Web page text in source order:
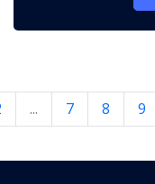
... 7 8 9